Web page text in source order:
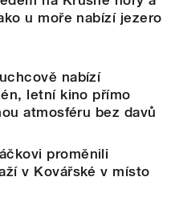
u moře nabízí jezero
nabízí
letní kino přímo
atmosféru bez davů
proměnili
v Kovářské v místo